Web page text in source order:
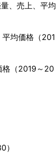
、売上、平均
均価格（201
格（2019～20